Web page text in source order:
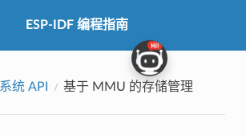
ESP-IDF 编程指南
系统 API 基于 MMU 的存储管理